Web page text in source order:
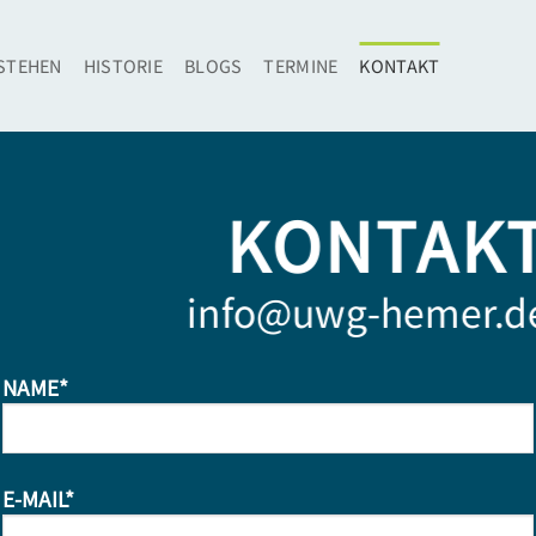
HISTORIE BLOGS TERMINE KONTAKT
info@uwg-
NAME*
E-MAIL*